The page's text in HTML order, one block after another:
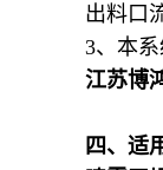
出料口
3、本
江苏博
四、适